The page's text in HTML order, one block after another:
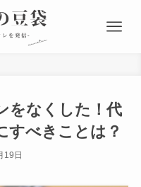
をなくした！代
すべきことは？
19日